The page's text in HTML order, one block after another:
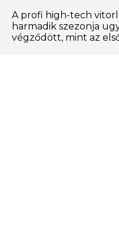
A profi high-tech
harmadik szezonja
végződött, mint az